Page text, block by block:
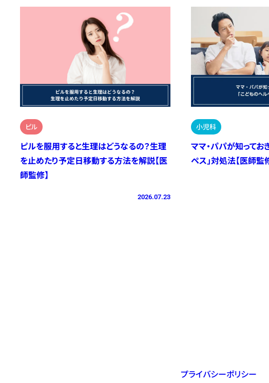
ピル
ピルを服用すると生理はどうなるの？生理
を止めたり予定日移動する方法を解説【医
師監修】
2026.07.23
小児科
ママ・パパが知ってお
ペス」対処法【医師監
プライバシーポリシー